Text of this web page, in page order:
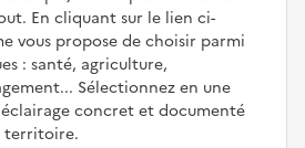
En cliquant sur le lien ci-
vous propose de choisir parmi
: santé, agriculture,
Sélectionnez en une
concret et documenté
territoire.